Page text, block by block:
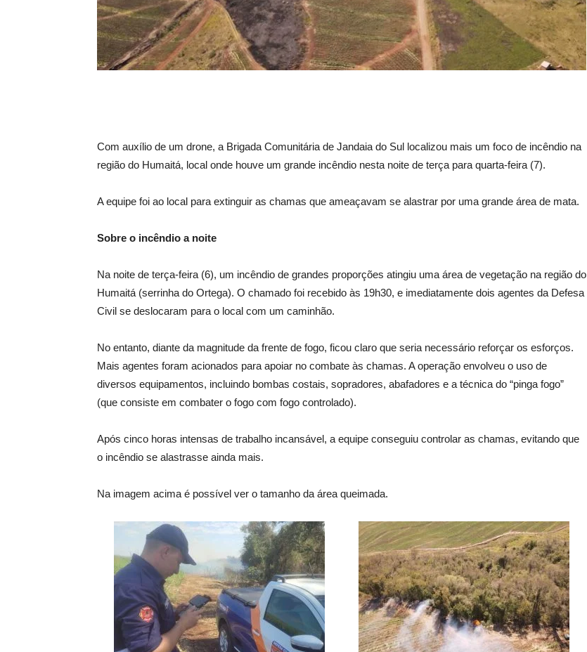
Com auxílio de um drone, a Brigada Comunitária de Jandaia do Sul localizou mais um foco de incêndio na
região do Humaitá, local onde houve um grande incêndio nesta noite de terça para quarta-feira (7).
A equipe foi ao local para extinguir as chamas que ameaçavam se alastrar por uma grande área de mata.
Sobre o incêndio a noite
Na noite de terça-feira (6), um incêndio de grandes proporções atingiu uma área de vegetação na região do
Humaitá (serrinha do Ortega). O chamado foi recebido às 19h30, e imediatamente dois agentes da Defesa
Civil se deslocaram para o local com um caminhão.
No entanto, diante da magnitude da frente de fogo, ficou claro que seria necessário reforçar os esforços.
Mais agentes foram acionados para apoiar no combate às chamas. A operação envolveu o uso de
diversos equipamentos, incluindo bombas costais, sopradores, abafadores e a técnica do “pinga fogo”
(que consiste em combater o fogo com fogo controlado).
Após cinco horas intensas de trabalho incansável, a equipe conseguiu controlar as chamas, evitando que
o incêndio se alastrasse ainda mais.
Na imagem acima é possível ver o tamanho da área queimada.